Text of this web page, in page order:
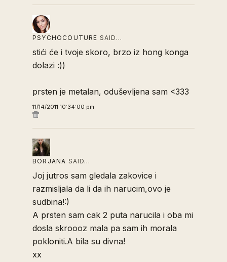
PSYCHOCOUTURE SAID…
stići će i tvoje skoro, brzo iz hong konga
dolazi :))
prsten je metalan, oduševljena sam <333
11/14/2011 10:34:00 pm
BORJANA SAID…
Joj jutros sam gledala zakovice i
razmisljala da li da ih narucim,ovo je
sudbina!:)
A prsten sam cak 2 puta narucila i oba mi
dosla skroooz mala pa sam ih morala
pokloniti.A bila su divna!
xx